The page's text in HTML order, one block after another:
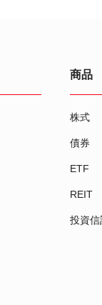
商品
株式
債券
ETF
REIT
投資信